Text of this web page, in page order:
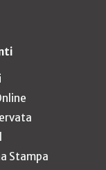
Stampa